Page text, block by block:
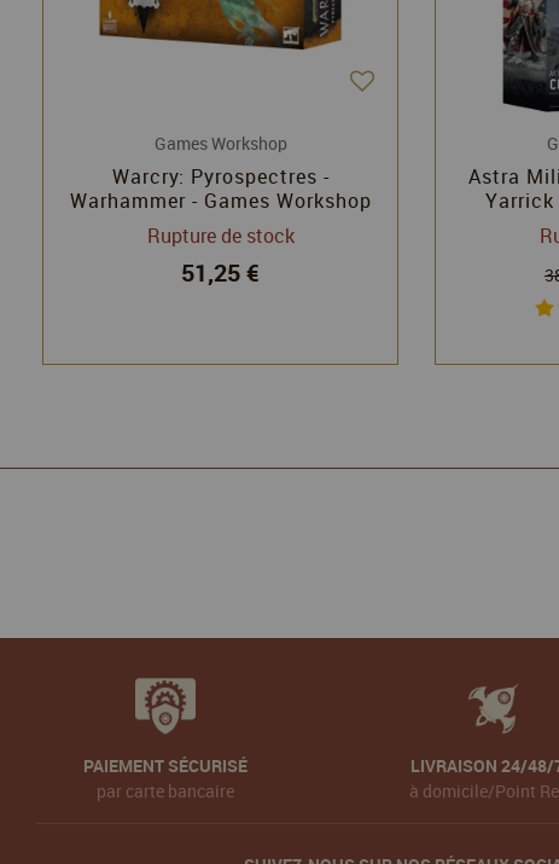
Games Workshop
Warcry: Pyrospectres -
Warhammer - Games Workshop
Rupture de stock
51,25 €
Astra
Yarrick
PAIEMENT SÉCURISÉ
par carte bancaire
LIVRAISON 24/48/
à domicile/Point